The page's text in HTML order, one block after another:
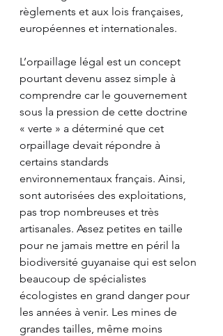
règlements et aux lois françaises,
européennes et internationales.
L’orpaillage légal est un concept
pourtant devenu assez simple à
comprendre car le gouvernement
sous la pression de cette doctrine
« verte » a déterminé que cet
orpaillage devait répondre à
certains standards
environnementaux français. Ainsi,
sont autorisées des exploitations,
pas trop nombreuses et très
artisanales. Assez petites en taille
pour ne jamais mettre en péril la
biodiversité guyanaise qui est selon
beaucoup de spécialistes
écologistes en grand danger pour
les années à venir. Les mines de
grandes tailles, même moins